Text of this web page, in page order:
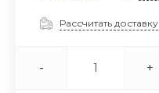
Рассчитать доставку
- +